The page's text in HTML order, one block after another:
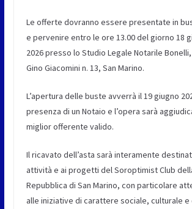
Le offerte dovranno essere presentate in
e pervenire entro le ore 13.00 del giorno 18
2026 presso lo Studio Legale Notarile Bonelli,
Gino Giacomini n. 13, San Marino.
L’apertura delle buste avverrà il 19 giugno
presenza di un Notaio e l’opera sarà
miglior offerente valido.
Il ricavato dell’asta sarà interamente
attività e ai progetti del Soroptimist Club
Repubblica di San Marino, con particolare
alle iniziative di carattere sociale, culturale e